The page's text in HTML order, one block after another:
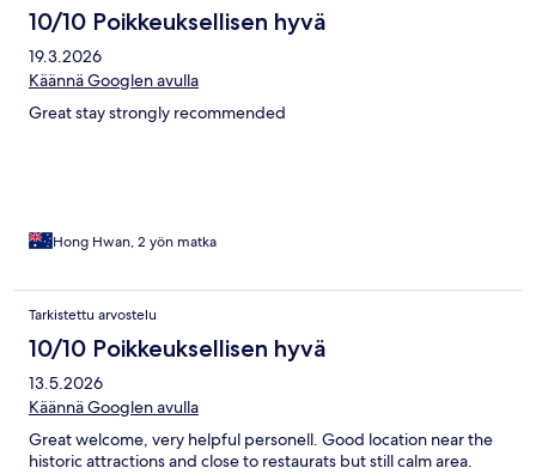
10/10 Poikkeuksellisen hyvä
19.3.2026
Käännä Googlen avulla
Great stay strongly recommended
Hong Hwan, 2 yön matka
Tarkistettu arvostelu
10/10 Poikkeuksellisen hyvä
13.5.2026
Käännä Googlen avulla
Great welcome, very helpful personell. Good location near the
historic attractions and close to restaurats but still calm area.